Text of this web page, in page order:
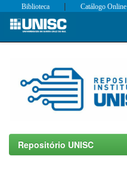
Skip
Biblioteca | Catálogo Online
Repositório UNISC